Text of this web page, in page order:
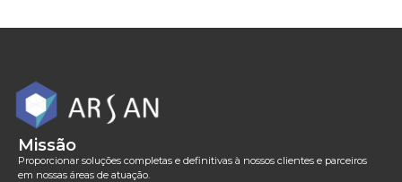
Missão
Proporcionar soluções completas e definitivas à nossos clientes e parceiros
em nossas áreas de atuação.